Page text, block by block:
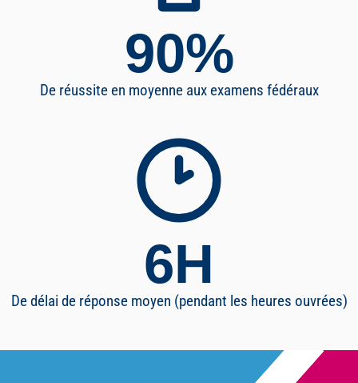
90%
De réussite en moyenne aux examens fédéraux
6H
De délai de réponse moyen (pendant les heures ouvrées)